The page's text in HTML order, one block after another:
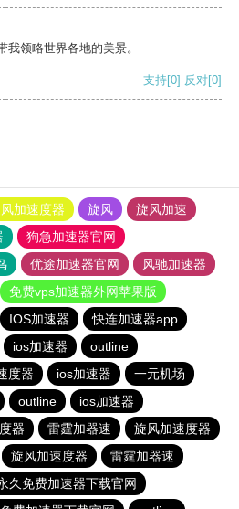
领略世界各地的美景。
支持[0] 反对[0]
加速度器 旋风
旋风加速
狗急加速器官网
优途加速器官网
风驰加速器
免费vps加速器外网苹果版
IOS加速器
快连加速器app
ios加速器
outline
度器 ios加速器
一元机场
outline
ios加速器
器 雷霆加器速
旋风加速度器
旋风加速度器
雷霆加器速
久免费加速器下载官网